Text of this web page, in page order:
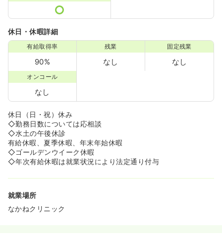
休日・休暇詳細
有給取得率
90%
残業
なし
固定残業
なし
オンコール
なし
休日（日・祝）休み
◇勤務日数については応相談
◇水土の午後休診
有給休暇、夏季休暇、年末年始休暇
◇ゴールデンウイーク休暇
◇年次有給休暇は就業状況により法定通り付与
就業場所
なかねクリニック